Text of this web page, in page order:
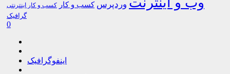
وردپرس کسب و کار کسب و کار اینترنتی
گرافیک
0
اینفوگرافیک